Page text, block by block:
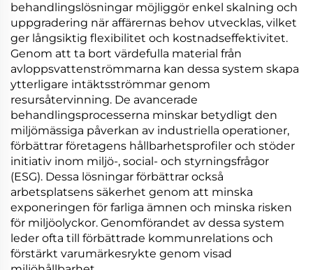
behandlingslösningar möjliggör enkel skalning och
uppgradering när affärernas behov utvecklas, vilket
ger långsiktig flexibilitet och kostnadseffektivitet.
Genom att ta bort värdefulla material från
avloppsvattenströmmarna kan dessa system skapa
ytterligare intäktsströmmar genom
resursåtervinning. De avancerade
behandlingsprocesserna minskar betydligt den
miljömässiga påverkan av industriella operationer,
förbättrar företagens hållbarhetsprofiler och stöder
initiativ inom miljö-, social- och styrningsfrågor
(ESG). Dessa lösningar förbättrar också
arbetsplatsens säkerhet genom att minska
exponeringen för farliga ämnen och minska risken
för miljöolyckor. Genomförandet av dessa system
leder ofta till förbättrade kommunrelations och
förstärkt varumärkesrykte genom visad